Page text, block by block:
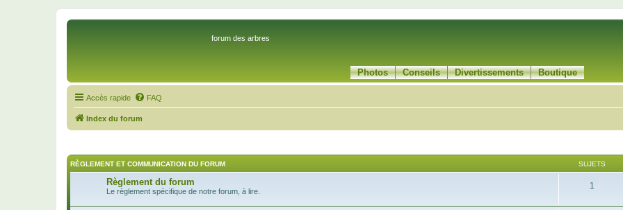
forum des arbres
Photos Conseils Divertissements Boutique
Accès rapide FAQ
Index du forum
RÈGLEMENT ET COMMUNICATION DU FORUM SUJETS
Règlement du forum
Le règlement spécifique de notre forum, à lire.
1